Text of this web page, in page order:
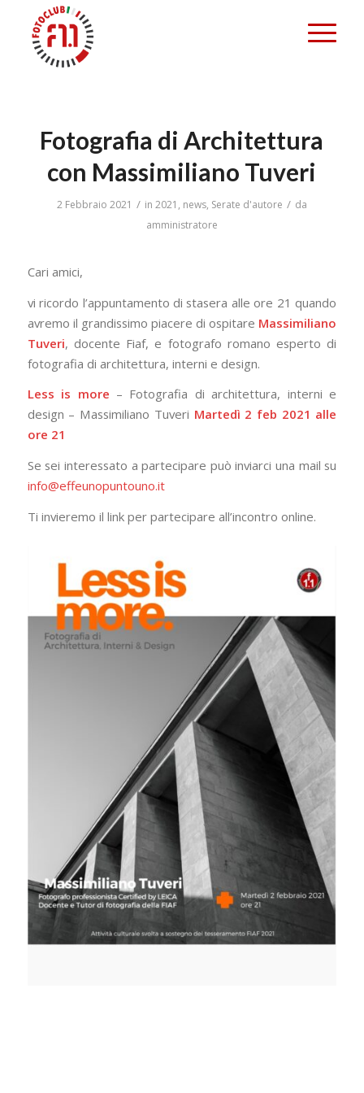
Fotografia di Architettura
con Massimiliano Tuveri
2 Febbraio 2021 / in 2021 , news, Serate d'autore / da
amministratore
Cari amici,
vi ricordo l’appuntamento di stasera alle ore 21 quando
avremo il grandissimo piacere di ospitare Massimiliano
Tuveri, docente Fiaf, e fotografo romano esperto di
fotografia di architettura, interni e design.
Less is more – Fotografia di architettura, interni e
design – Massimiliano Tuveri Martedì 2 feb 2021 alle
ore 21
Se sei interessato a partecipare può inviarci una mail su
info@effeunopuntouno.it
Ti invieremo il link per partecipare all’incontro online.